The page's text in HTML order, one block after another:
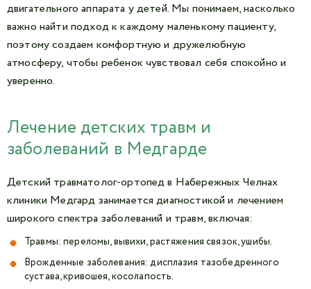
двигательного аппарата у детей. Мы понимаем, насколько
важно найти подход к каждому маленькому пациенту,
поэтому создаем комфортную и дружелюбную
атмосферу, чтобы ребенок чувствовал себя спокойно и
уверенно.
Лечение детских травм и
заболеваний в Медгарде
Детский травматолог-ортопед в Набережных Челнах
клиники Медгард занимается диагностикой и лечением
широкого спектра заболеваний и травм, включая:
Травмы: переломы, вывихи, растяжения связок, ушибы.
Врожденные заболевания: дисплазия тазобедренного
сустава, кривошея, косолапость.